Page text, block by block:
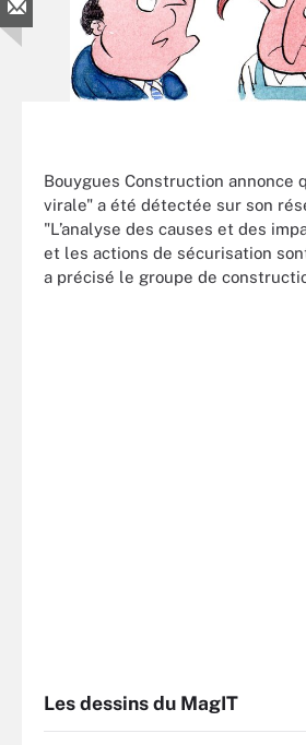
Bouygues Construction annonce
virale" a été détectée sur son
"L’analyse des causes et des
et les actions de sécurisation
a précisé le groupe de
Les dessins du MagIT